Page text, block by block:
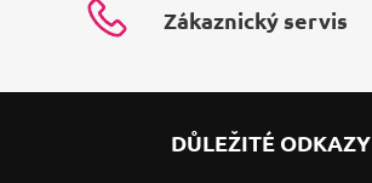
Zákaznický servis
DŮLEŽITÉ ODKAZY